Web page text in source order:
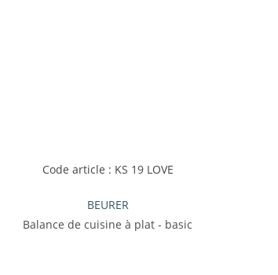
Code article : KS 19 LOVE
BEURER
Balance de cuisine à plat - basic